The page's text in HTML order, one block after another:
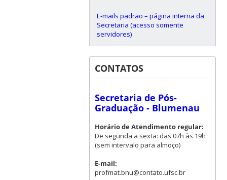
E-mails padrão – página interna da
Secretaria (acesso somente
servidores)
CONTATOS
Secretaria de Pós-
Graduação - Blumenau
Horário de Atendimento regular:
De segunda a sexta: das 07h às 19h
(sem intervalo para almoço)
E-mail:
profmat.bnu@contato.ufsc.br